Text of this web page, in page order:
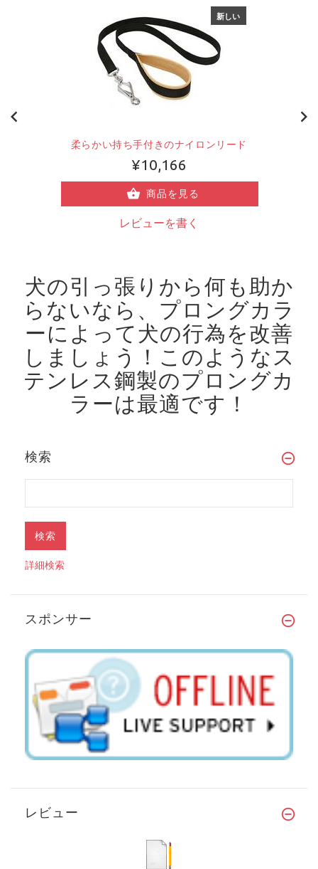
新しい
柔らかい持ち手付きのナイロンリード
¥10,166
商品を見る
レビューを書く
犬の引っ張りから何も助か
らないなら、プロングカラ
ーによって犬の行為を改善
しましょう！ このようなス
テンレス鋼製のプロングカ
ラーは最適です！
検索
詳細検索
スポンサー
レビュー